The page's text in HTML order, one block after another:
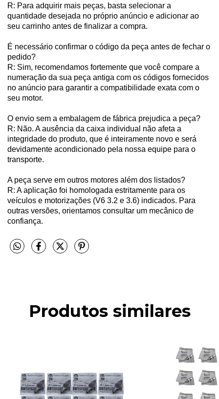
R: Para adquirir mais peças, basta selecionar a
quantidade desejada no próprio anúncio e adicionar ao
seu carrinho antes de finalizar a compra.
É necessário confirmar o código da peça antes de fechar o
pedido?
R: Sim, recomendamos fortemente que você compare a
numeração da sua peça antiga com os códigos fornecidos
no anúncio para garantir a compatibilidade exata com o
seu motor.
O envio sem a embalagem de fábrica prejudica a peça?
R: Não. A ausência da caixa individual não afeta a
integridade do produto, que é inteiramente novo e será
devidamente acondicionado pela nossa equipe para o
transporte.
A peça serve em outros motores além dos listados?
R: A aplicação foi homologada estritamente para os
veículos e motorizações (V6 3.2 e 3.6) indicados. Para
outras versões, orientamos consultar um mecânico de
confiança.
Produtos similares